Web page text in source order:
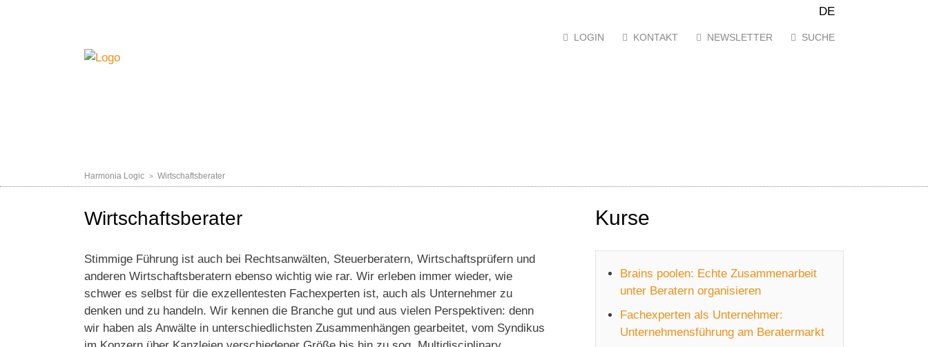
LOGIN KONTAKT NEWSLETTER SUCHE
DE
Harmonia Logic Wirtschaftsberater
Wirtschaftsberater
Stimmige Führung ist auch bei Rechtsanwälten, Steuerberatern, Wirtschaftsprüfern und
anderen Wirtschaftsberatern ebenso wichtig wie rar. Wir erleben immer wieder, wie
schwer es selbst für die exzellentesten Fachexperten ist, auch als Unternehmer zu
denken und zu handeln. Wir kennen die Branche gut und aus vielen Perspektiven: denn
wir haben als Anwälte in unterschiedlichsten Zusammenhängen gearbeitet, vom Syndikus
Kurse
Brains poolen: Echte Zusammenarbeit
unter Beratern organisieren
Fachexperten als Unternehmer:
Unternehmensführung am Beratermarkt